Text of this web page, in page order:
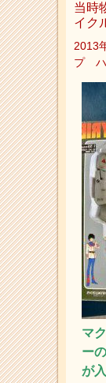
当時
イク
2013
プ ハ
マ
ー
が